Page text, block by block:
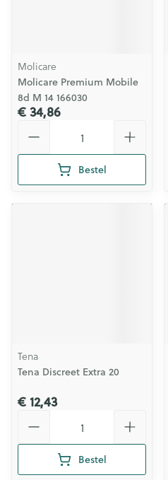
Molicare
Molicare Premium Mobile
8d M 14 166030
€ 34,86
Bestel
Tena
Tena Discreet Extra 20
€ 12,43
Bestel